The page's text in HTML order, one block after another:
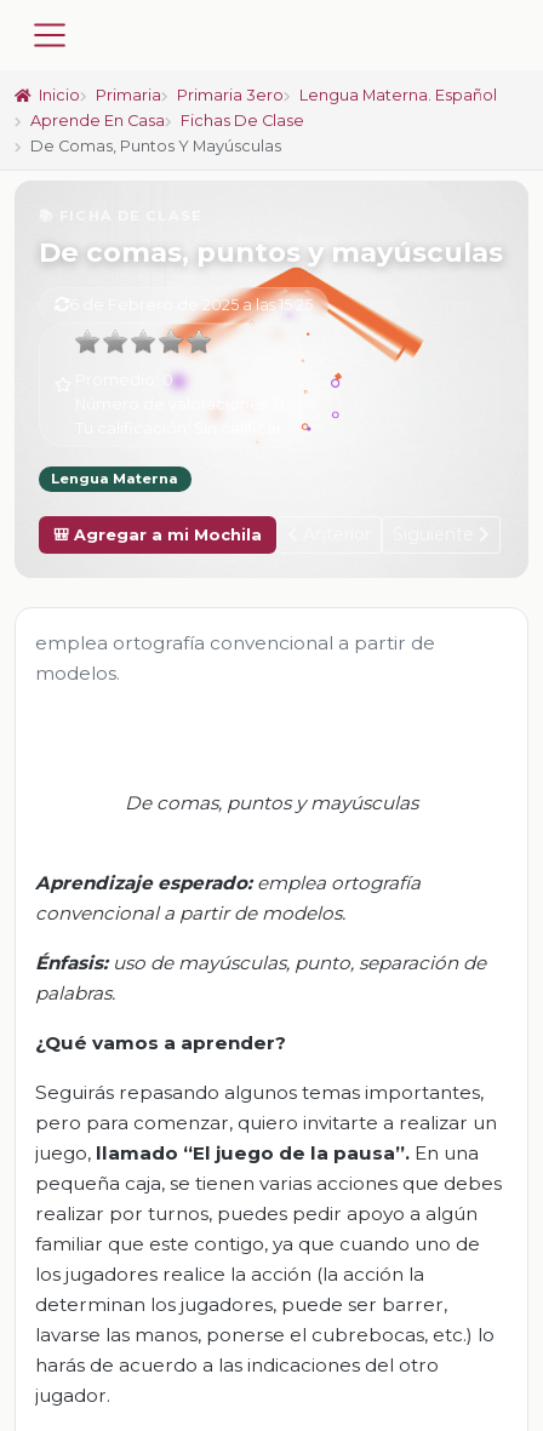
Inicio Primaria Primaria 3ero
Lengua Materna. Español
Aprende En Casa
Fichas De Clase
De Comas, Puntos Y Mayúsculas
De comas, puntos y mayúsculas
6 de Febrero de 2025 a las 15:25
0
Lengua Materna
🎒 Agregar a mi Mochila
emplea ortografía convencional a partir de
modelos.
De comas, puntos y mayúsculas
Aprendizaje esperado: emplea ortografía
convencional a partir de modelos.
Énfasis: uso de mayúsculas, punto, separación de
palabras.
¿Qué vamos a aprender?
Seguirás repasando algunos temas importantes,
pero para comenzar, quiero invitarte a realizar un
juego, llamado “El juego de la pausa”. En una
pequeña caja, se tienen varias acciones que debes
realizar por turnos, puedes pedir apoyo a algún
familiar que este contigo, ya que cuando uno de
los jugadores realice la acción (la acción la
determinan los jugadores, puede ser barrer,
lavarse las manos, ponerse el cubrebocas, etc.) lo
harás de acuerdo a las indicaciones del otro
jugador.